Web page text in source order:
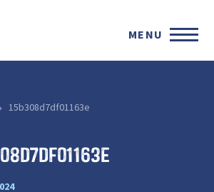
MENU
15b308d7df01163e